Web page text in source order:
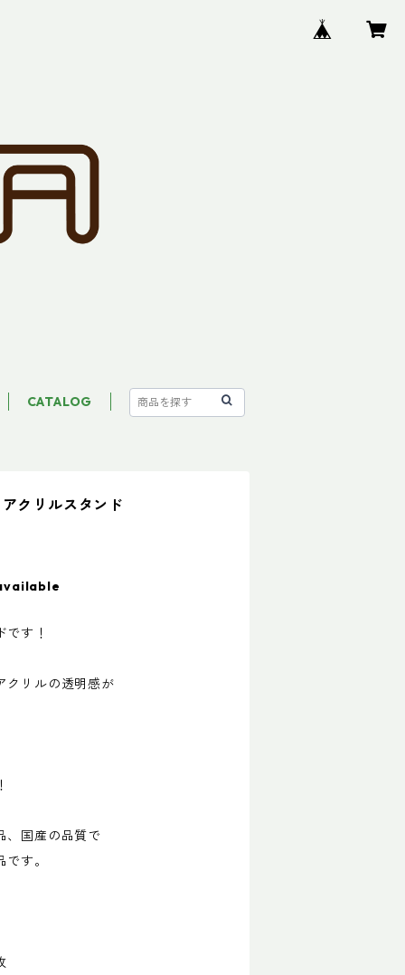
CATALOG
クリルスタンド
す！
クリルの透明感が
、国産の品質で
す。